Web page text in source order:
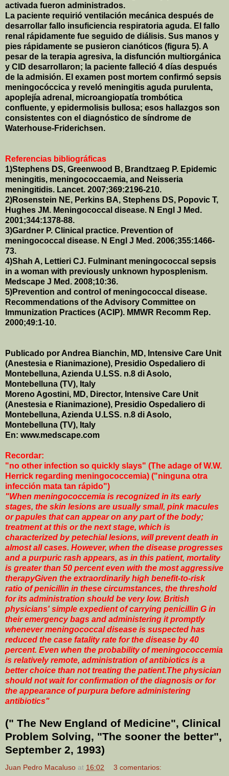
activada fueron administrados.
La paciente requirió ventilación mecánica después de
desarrollar fallo insuficiencia respiratoria aguda. El fallo
renal rápidamente fue seguido de diálisis. Sus manos y
pies rápidamente se pusieron cianóticos (figura 5). A
pesar de la terapia agresiva, la disfunción multiorgánica
y CID desarrollaron; la paciente falleció 4 días después
de la admisión. El examen post mortem confirmó sepsis
meningocóccica y reveló meningitis aguda purulenta,
apoplejía adrenal, microangiopatía trombótica
confluente, y epidermolisis bullosa; esos hallazgos son
consistentes con el diagnóstico de síndrome de
Waterhouse-Friderichsen.
Referencias bibliográficas
1)Stephens DS, Greenwood B, Brandtzaeg P. Epidemic
meningitis, meningococcaemia, and Neisseria
meningitidis. Lancet. 2007;369:2196-210.
2)Rosenstein NE, Perkins BA, Stephens DS, Popovic T,
Hughes JM. Meningococcal disease. N Engl J Med.
2001;344:1378-88.
3)Gardner P. Clinical practice. Prevention of
meningococcal disease. N Engl J Med. 2006;355:1466-
73.
4)Shah A, Lettieri CJ. Fulminant meningococcal sepsis
in a woman with previously unknown hyposplenism.
Medscape J Med. 2008;10:36.
5)Prevention and control of meningococcal disease.
Recommendations of the Advisory Committee on
Immunization Practices (ACIP). MMWR Recomm Rep.
2000;49:1-10.
Publicado por Andrea Bianchin, MD, Intensive Care Unit
(Anestesia e Rianimazione), Presidio Ospedaliero di
Montebelluna, Azienda U.LSS. n.8 di Asolo,
Montebelluna (TV), Italy
Moreno Agostini, MD, Director, Intensive Care Unit
(Anestesia e Rianimazione), Presidio Ospedaliero di
Montebelluna, Azienda U.LSS. n.8 di Asolo,
Montebelluna (TV), Italy
En: www.medscape.com
Recordar:
"no other infection so quickly slays" (The adage of W.W.
Herrick regarding meningococcemia) ("ninguna otra
infección mata tan rápido")
"When meningococcemia is recognized in its early
stages, the skin lesions are usually small, pink macules
or papules that can appear on any part of the body;
treatment at this or the next stage, which is
characterized by petechial lesions, will prevent death in
almost all cases. However, when the disease progresses
and a purpuric rash appears, as in this patient, mortality
is greater than 50 percent even with the most aggressive
therapyGiven the extraordinarily high benefit-to-risk
ratio of penicillin in these circumstances, the threshold
for its administration should be very low. British
physicians' simple expedient of carrying penicillin G in
their emergency bags and administering it promptly
whenever meningococcal disease is suspected has
reduced the case fatality rate for the disease by 40
percent. Even when the probability of meningococcemia
is relatively remote, administration of antibiotics is a
better choice than not treating the patient.The physician
should not wait for confirmation of the diagnosis or for
the appearance of purpura before administering
antibiotics"
(" The New England of Medicine", Clinical
Problem Solving, "The sooner the better",
September 2, 1993)
Juan Pedro Macaluso at 16:02 3 comentarios: